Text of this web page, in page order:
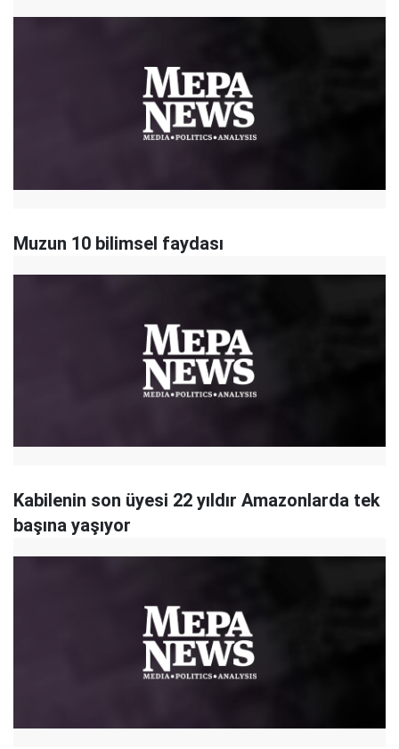
Muzun 10 bilimsel faydası
Kabilenin son üyesi 22 yıldır Amazonlarda tek
başına yaşıyor